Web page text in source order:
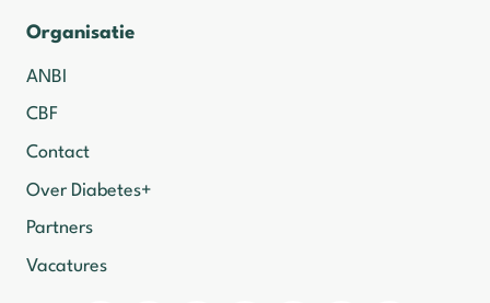
Organisatie
ANBI
CBF
Contact
Over Diabetes+
Partners
Vacatures